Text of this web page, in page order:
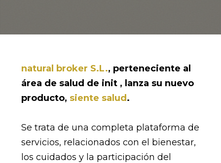
natural broker S.L., perteneciente al
área de salud de init , lanza su nuevo
producto, siente salud .
Se trata de una completa plataforma de
servicios, relacionados con el bienestar,
los cuidados y la participación del